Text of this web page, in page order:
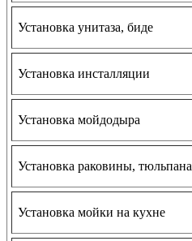
Установка унитаза, биде
Установка инсталляции
Установка мойдодыра
Установка раковины, тюльпана
Установка мойки на кухне